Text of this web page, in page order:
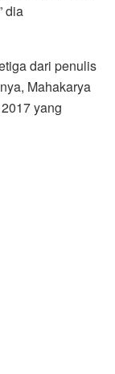
dia
dari penulis
Mahakarya
yang